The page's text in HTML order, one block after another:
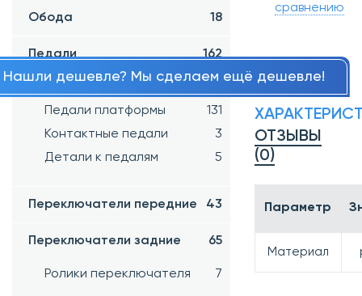
Обода 18
Педали 162
Детские педали
Педали платформы
131
Контактные педали
3
Детали к педалям
5
Переключатели передние 43
Переключатели задние 65
Ролики переключателя 7
сравнению
Нашли дешевле? Мы сделаем ещё дешевле!
ОТЗЫВЫ
(0)
Параметр
Материал